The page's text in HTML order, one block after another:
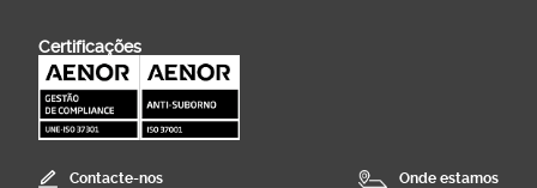
Certificações
Contacte-nos Onde estamos